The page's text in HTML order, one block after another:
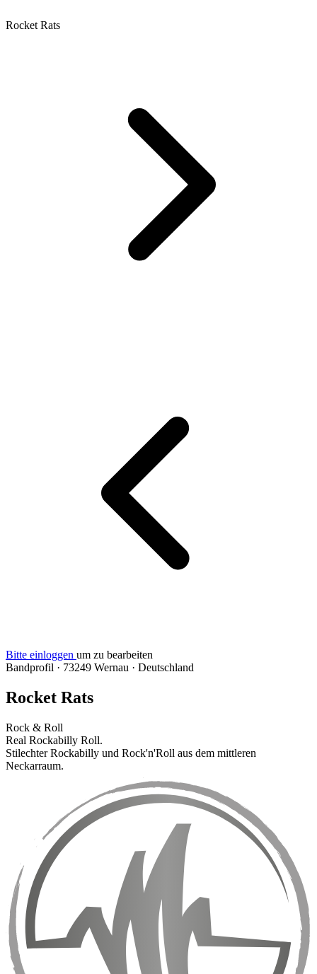
Rocket Rats
Bitte einloggen um zu bearbeiten
Bandprofil · 73249 Wernau · Deutschland
Rocket Rats
Rock & Roll
Real Rockabilly Roll.
Stilechter Rockabilly und Rock'n'Roll aus dem mittleren
Neckarraum.